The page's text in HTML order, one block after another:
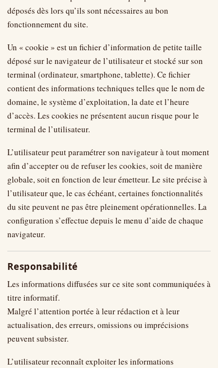
déposés dès lors qu’ils sont nécessaires au bon
fonctionnement du site.
Un « cookie » est un fichier d’information de petite taille
déposé sur le navigateur de l’utilisateur et stocké sur son
terminal (ordinateur, smartphone, tablette). Ce fichier
contient des informations techniques telles que le nom de
domaine, le système d’exploitation, la date et l’heure
d’accès. Les cookies ne présentent aucun risque pour le
terminal de l’utilisateur.
L’utilisateur peut paramétrer son navigateur à tout moment
afin d’accepter ou de refuser les cookies, soit de manière
globale, soit en fonction de leur émetteur. Le site précise à
l’utilisateur que, le cas échéant, certaines fonctionnalités
du site peuvent ne pas être pleinement opérationnelles. La
configuration s’effectue depuis le menu d’aide de chaque
navigateur.
Responsabilité
Les informations diffusées sur ce site sont communiquées à
titre informatif.
Malgré l’attention portée à leur rédaction et à leur
actualisation, des erreurs, omissions ou imprécisions
peuvent subsister.
L’utilisateur reconnaît exploiter les informations